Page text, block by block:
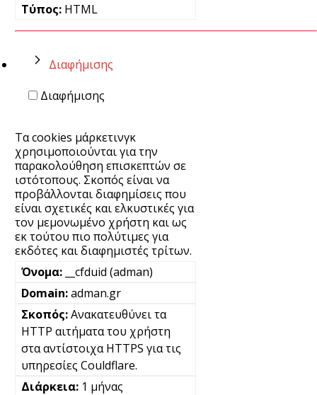
HTML
Διαφήμισης
Διαφήμισης
Τα cookies μάρκετινγκ
χρησιμοποιούνται για την
παρακολούθηση επισκεπτών σε
ιστότοπους. Σκοπός είναι να
προβάλλονται διαφημίσεις που
είναι σχετικές και ελκυστικές για
τον μεμονωμένο χρήστη και ως
εκ τούτου πιο πολύτιμες για
εκδότες και διαφημιστές τρίτων.
__cfduid (adman)
adman.gr
Ανακατευθύνει τα
HTTP αιτήματα του χρήστη
στα αντίστοιχα HTTPS για τις
υπηρεσίες Couldflare.
1 μήνας